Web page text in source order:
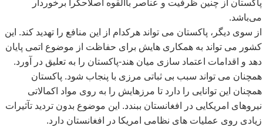
پاکستان از چنین ظرفیت و عناصر باالقوه اصلاحگرا برخوردار
میباشد.
از سوی دیگر، پاکستان می تواند هرکدام از این منافع را تهدید کند. این
کشور می تواند به همکاری هایش برای حفاظت از موضوع اتمی پایان
دهد و اقدامات اعتماد سازی میان هند-پاکستان را به تعلیق در آورد.
همچنان می تواند سبب بی ثباتی مرزی با پنجاب شود. پاکستان
همچنان این توانایی را دارد تا مرزهایش را به روی مواد اکمالاتی
نیروهای امریکایی در افغانستان ببندد. این موضوع بدون تردید تآثیرات
زیادی روی عملیات های نظامی امریکا در افغانستان دارد.